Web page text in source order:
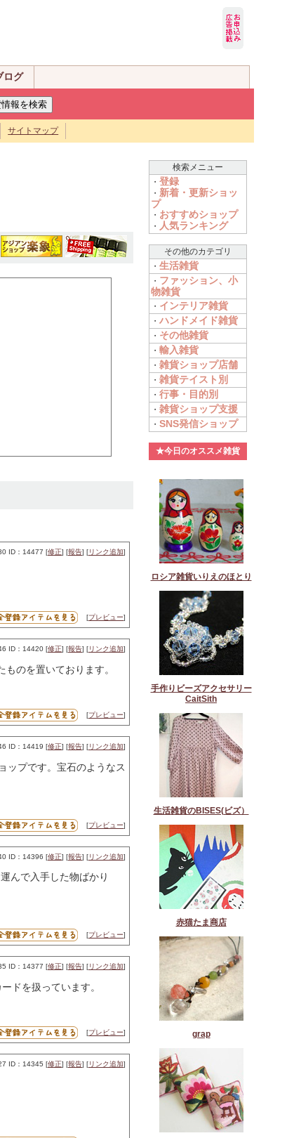
ログ
サイトマップ
ID：14477 [修正] [報告] [リンク追加]
[プレビュー]
ID：14420 [修正] [報告] [リンク追加]
のを置いております。
[プレビュー]
ID：14419 [修正] [報告] [リンク追加]
ップです。宝石のようなス
[プレビュー]
ID：14396 [修正] [報告] [リンク追加]
んで入手した物ばかり
[プレビュー]
ID：14377 [修正] [報告] [リンク追加]
ドを扱っています。
[プレビュー]
ID：14345 [修正] [報告] [リンク追加]
検索メニュー
・ 登録
・ 新着・更新ショッ
プ
・ おすすめショップ
・ 人気ランキング
その他のカテゴリ
・ 生活雑貨
・ ファッション、小
物雑貨
・ インテリア雑貨
・ ハンドメイド雑貨
・ その他雑貨
・ 輸入雑貨
・ 雑貨ショップ店舗
・ 雑貨テイスト別
・ 行事・目的別
・ 雑貨ショップ支援
・ SNS発信ショップ
★今日のオススメ雑貨
ロシア雑貨いりえのほとり
手作りビーズアクセサリー
CaitSith
生活雑貨のBISES(ビズ）
赤猫たま商店
grap